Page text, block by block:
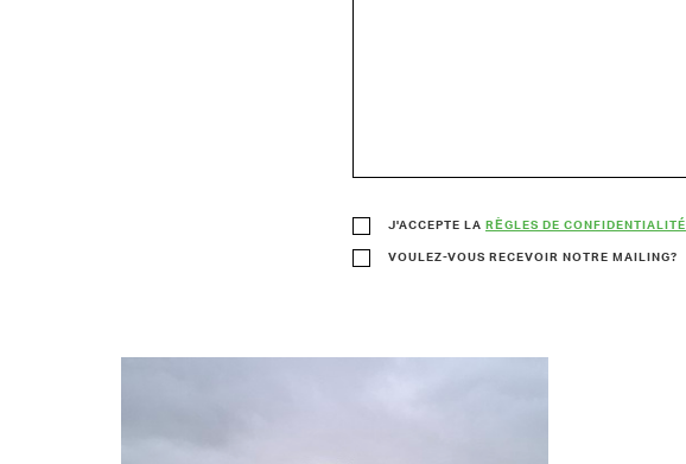
J'ACCEPTE LA RÈGLES DE CONFIDENTIALITÉ
VOULEZ-VOUS RECEVOIR NOTRE MAILING?